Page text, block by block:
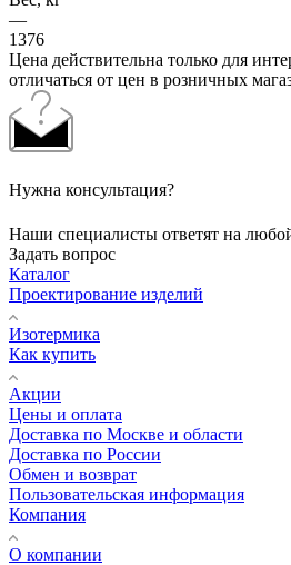
—
1376
Цена действительна только для
отличаться от цен в розничных
Нужна консультация?
Наши специалисты ответят на
Задать вопрос
Каталог
Проектирование изделий
Изотермика
Как купить
Акции
Цены и оплата
Доставка по Москве и области
Доставка по России
Обмен и возврат
Пользовательская информация
Компания
О компании